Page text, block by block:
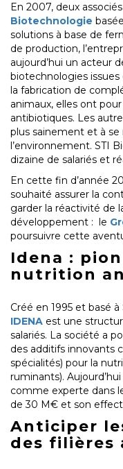
En 2007, deux
Biotechnologie
solutions à base de
de production,
aujourd’hui un acteur
biotechnologies issues
la fabrication de
animaux, elles ont
antibiotiques. Les
plus sainement et à
l’environnement. STI
dizaine de salariés et
En cette fin d’année
souhaité assurer la
garder la réactivité de
développement : le
poursuivre cette
Idena :
nutrition
Créé en 1995 et basé
IDENA est une
salariés. La société a
des additifs innovants
spécialités) pour la
ruminants).
comme experte dans
de 30 M€ et son
Anticiper
des filières